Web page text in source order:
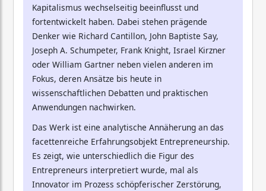
Kapitalismus wechselseitig beeinflusst und
fortentwickelt haben. Dabei stehen prägende
Denker wie Richard Cantillon, John Baptiste Say,
Joseph A. Schumpeter, Frank Knight, Israel Kirzner
oder William Gartner neben vielen anderen im
Fokus, deren Ansätze bis heute in
wissenschaftlichen Debatten und praktischen
Anwendungen nachwirken.
Das Werk ist eine analytische Annäherung an das
facettenreiche Erfahrungsobjekt Entrepreneurship.
Es zeigt, wie unterschiedlich die Figur des
Entrepreneurs interpretiert wurde, mal als
Innovator im Prozess schöpferischer Zerstörung,